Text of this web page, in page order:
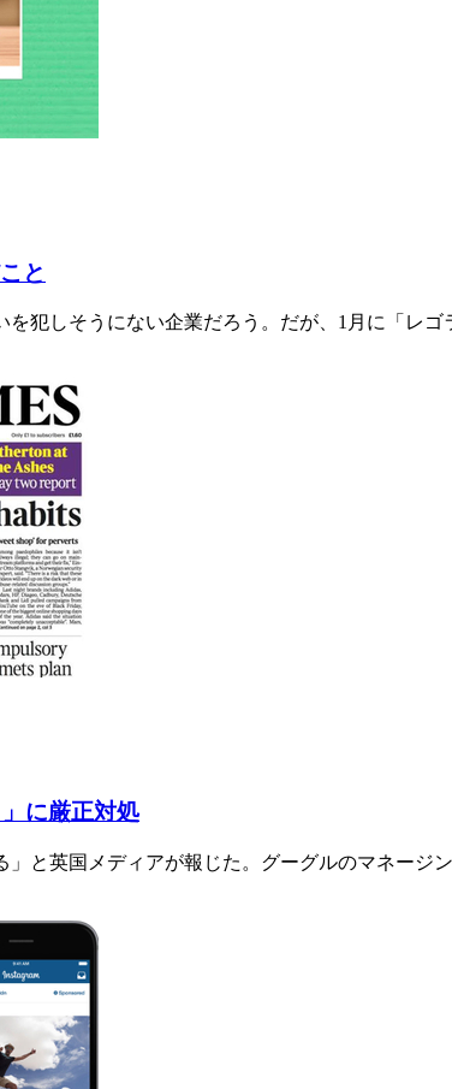
と
犯しそうにない企業だろう。だが、1月に「レ
に厳正対処
」と英国メディアが報じた。グーグルのマネー